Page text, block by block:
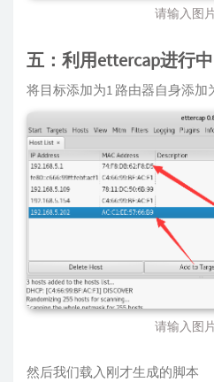
请输入图
五：利用ettercap进行
将目标添加为1 路由器自身添加
请输入图
然后我们载入刚才生成的脚本